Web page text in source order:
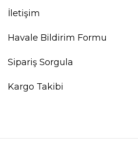
İletişim
Havale Bildirim Formu
Sipariş Sorgula
Kargo Takibi